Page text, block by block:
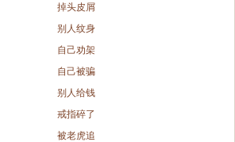
掉头皮屑
别人纹身
自己劝架
自己被骗
别人给钱
戒指碎了
被老虎追